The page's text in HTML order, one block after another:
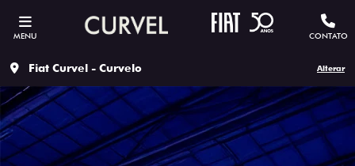
MENU CONTATO
Fiat Curvel - Curvelo Alterar